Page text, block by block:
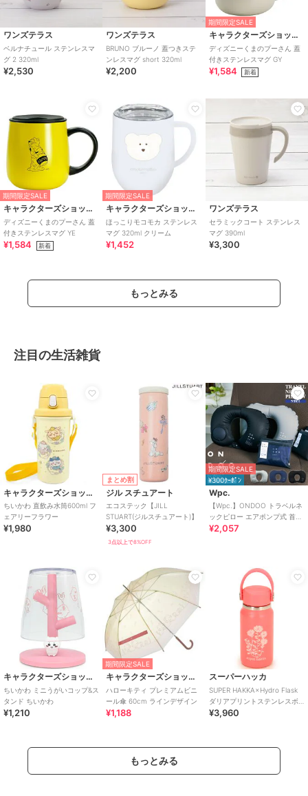
ワンズテラス
ベルナチュール ステンレスマ
グ 2 320ml
¥2,530
ワンズテラス
BRUNO ブルーノ 蓋つきステ
ンレスマグ short 320ml
¥2,200
期間限定SALE
キャラクターズショップ ラフラフ
ディズニーくまのプーさん 蓋
付きステンレスマグ GY
¥1,584 新着
期間限定SALE
キャラクターズショップ ラフラフ
ディズニーくまのプーさん 蓋
付きステンレスマグ YE
¥1,584 新着
期間限定SALE
キャラクターズショップ ラフラフ
ほっこりモコモカ ステンレス
マグ 320ml クリーム
¥1,452
ワンズテラス
セラミックコート ステンレス
マグ 390ml
¥3,300
もっとみる
注目の生活雑貨
キャラクターズショップ ラフラフ
ちいかわ 直飲み水筒600ml フ
ェアリーフラワー
¥1,980
まとめ割
ジル スチュアート
エコステック【JILL
STUART(ジルスチュアート)】
¥3,300
3点以上で8%OFF
期間限定SALE
¥300ｸｰﾎﾟﾝ
Wpc.
【Wpc.】ONDOO トラベルネ
ックピロー エアポンプ式 首枕
携帯枕 コンパクト 収納袋付き
¥2,057
キャラクターズショップ ラフラフ
ちいかわ ミニうがいコップ&ス
タンド ちいかわ
¥1,210
期間限定SALE
キャラクターズショップ ラフラフ
ハローキティ プレミアムビニ
ール傘 60cm ラインデザイン
¥1,188
スーパーハッカ
SUPER HAKKA×Hydro Flask
ダリアプリントステンレスボ
トル 200
¥3,960
もっとみる